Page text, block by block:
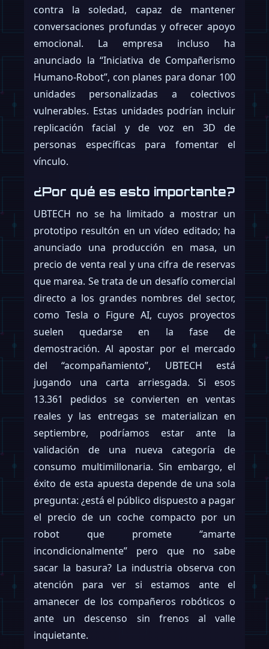
contra la soledad, capaz de mantener
conversaciones profundas y ofrecer apoyo
emocional. La empresa incluso ha
anunciado la “Iniciativa de Compañerismo
Humano-Robot”, con planes para donar 100
unidades personalizadas a colectivos
vulnerables. Estas unidades podrían incluir
replicación facial y de voz en 3D de
personas específicas para fomentar el
vínculo.
¿Por qué es esto importante?
UBTECH no se ha limitado a mostrar un
prototipo resultón en un vídeo editado; ha
anunciado una producción en masa, un
precio de venta real y una cifra de reservas
que marea. Se trata de un desafío comercial
directo a los grandes nombres del sector,
como Tesla o Figure AI, cuyos proyectos
suelen quedarse en la fase de
demostración. Al apostar por el mercado
del “acompañamiento”, UBTECH está
jugando una carta arriesgada. Si esos
13.361 pedidos se convierten en ventas
reales y las entregas se materializan en
septiembre, podríamos estar ante la
validación de una nueva categoría de
consumo multimillonaria. Sin embargo, el
éxito de esta apuesta depende de una sola
pregunta: ¿está el público dispuesto a pagar
el precio de un coche compacto por un
robot que promete “amarte
incondicionalmente” pero que no sabe
sacar la basura? La industria observa con
atención para ver si estamos ante el
amanecer de los compañeros robóticos o
ante un descenso sin frenos al valle
inquietante.